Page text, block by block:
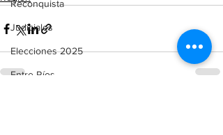
Reconquista
Judiciales
Elecciones 2025
Entre Ríos